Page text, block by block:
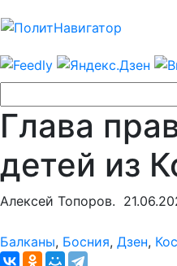
Глава
детей из
Алексей Топоров.
Балканы, Босния, Дзен,